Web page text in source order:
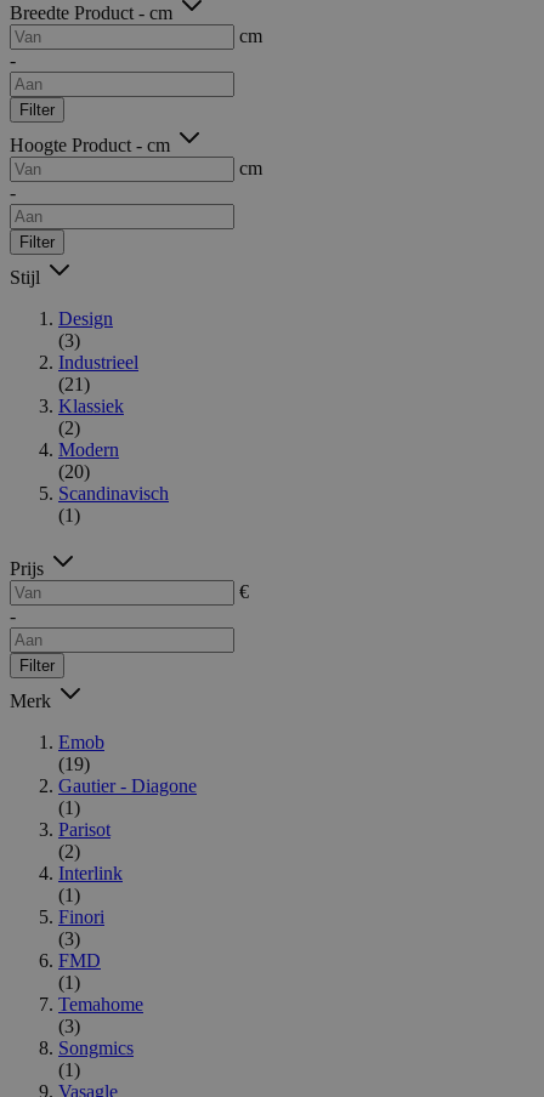
Breedte Product - cm
cm
-
Filter
Hoogte Product - cm
cm
-
Filter
Stijl
Design
(3)
Industrieel
(21)
Klassiek
(2)
Modern
(20)
Scandinavisch
(1)
Prijs
€
-
Filter
Merk
Emob
(19)
Gautier - Diagone
(1)
Parisot
(2)
Interlink
(1)
Finori
(3)
FMD
(1)
Temahome
(3)
Songmics
(1)
Vasagle